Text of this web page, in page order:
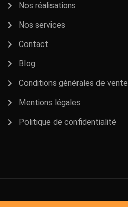
Nos réalisations
Nos services
Contact
Blog
Conditions générales de vente
Mentions légales
Politique de confidentialité